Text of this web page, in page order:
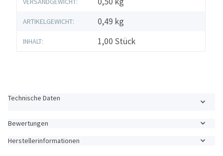
ARTIKELGEWICHT: 0,49 kg
INHALT: 1,00 Stück
Technische Daten
Bewertungen
Herstellerinformationen